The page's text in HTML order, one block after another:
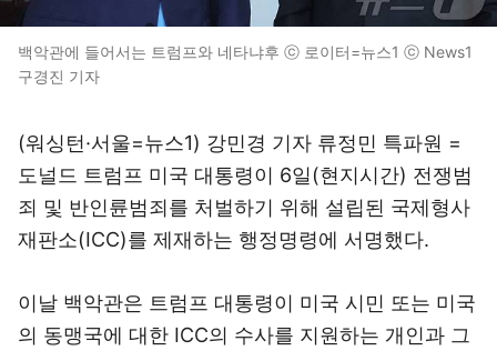
백악관에 들어서는 트럼프와 네타냐후 ⓒ 로이터=뉴스1 ⓒ News1
구경진 기자
(워싱턴·서울=뉴스1) 강민경 기자 류정민 특파원 =
도널드 트럼프 미국 대통령이 6일(현지시간) 전쟁범
죄 및 반인륜범죄를 처벌하기 위해 설립된 국제형사
재판소(ICC)를 제재하는 행정명령에 서명했다.
이날 백악관은 트럼프 대통령이 미국 시민 또는 미국
의 동맹국에 대한 ICC의 수사를 지원하는 개인과 그